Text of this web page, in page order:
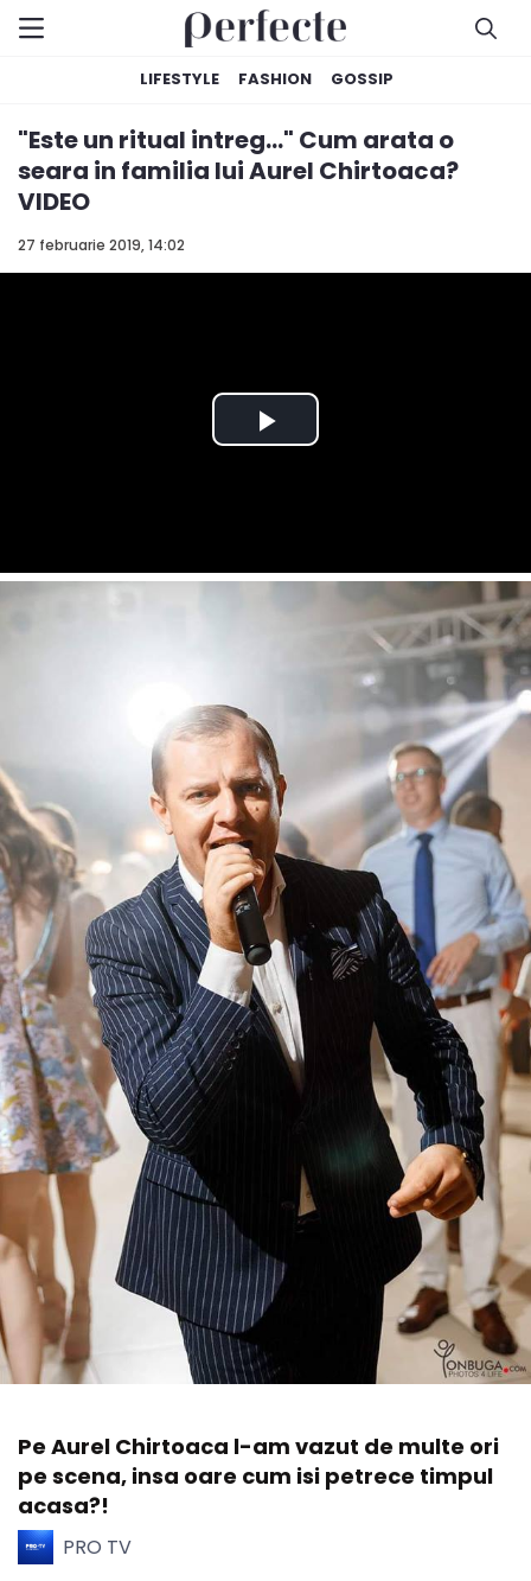
LIFESTYLE FASHION GOSSIP
27 februarie 2019, 14:02
"Este un ritual intreg..." Cum arata o
seara in familia lui Aurel Chirtoaca?
VIDEO
Pe Aurel Chirtoaca l-am vazut de multe ori
pe scena, insa oare cum isi petrece timpul
acasa?!
PRO TV